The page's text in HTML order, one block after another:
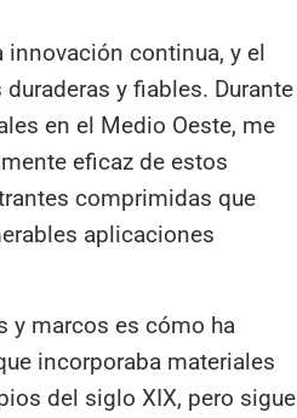
continua, y el
y fiables. Durante
en el Medio Oeste, me
eficaz de estos
comprimidas que
aplicaciones
y marcos es cómo ha
incorporaba materiales
del siglo XIX, pero sigue